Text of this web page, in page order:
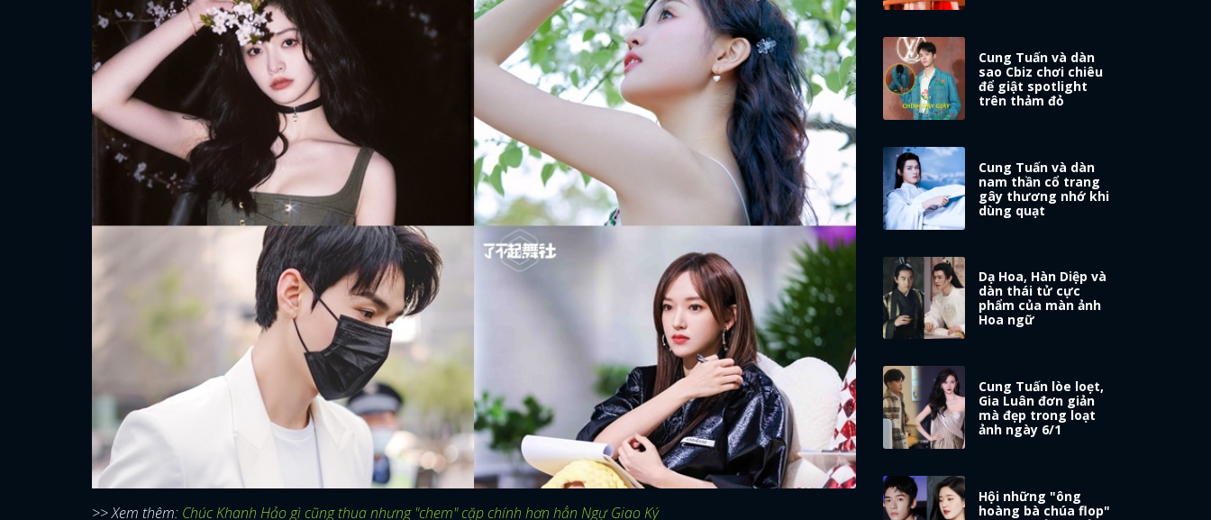
>> Xem thêm: Chúc Khanh Hảo gì cũng thua nhưng "chem" cặp chính hơn hẳn Ngự Giao Ký
Cung Tuấn và dàn
sao Cbiz chơi chiêu
để giật spotlight
trên thảm đỏ
Cung Tuấn và dàn
nam thần cổ trang
gây thương nhớ khi
dùng quạt
Dạ Hoa, Hàn Diệp và
dàn thái tử cực
phẩm của màn ảnh
Hoa ngữ
Cung Tuấn lòe loẹt,
Gia Luân đơn giản
mà đẹp trong loạt
ảnh ngày 6/1
Hội những "ông
hoàng bà chúa flop"